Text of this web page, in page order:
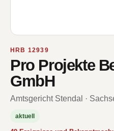
HRB 12939
Pro Projekte
GmbH
Amtsgericht Stendal ·
aktuell